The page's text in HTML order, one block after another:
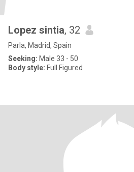
Lopez sintia, 32
Parla, Madrid, Spain
Seeking: Male 33 - 50
Body style: Full Figured